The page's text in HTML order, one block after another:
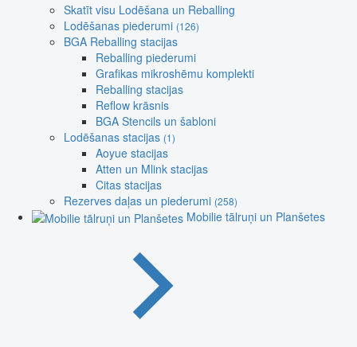
Skatīt visu Lodēšana un Reballing
Lodēšanas piederumi (126)
BGA Reballing stacijas
Reballing piederumi
Grafikas mikroshēmu komplekti
Reballing stacijas
Reflow krāsnis
BGA Stencils un šabloni
Lodēšanas stacijas (1)
Aoyue stacijas
Atten un Mlink stacijas
Citas stacijas
Rezerves daļas un piederumi (258)
Mobilie tālruņi un Planšetes